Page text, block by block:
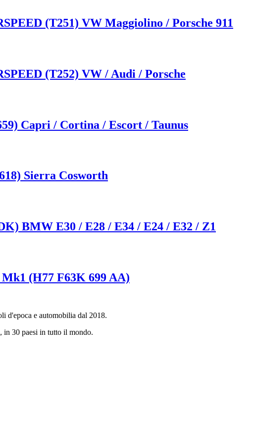
(T251) VW Maggiolino / Porsche 911
(T252) VW / Audi / Porsche
Capri / Cortina / Escort / Taunus
Sierra Cosworth
BMW E30 / E28 / E34 / E24 / E32 / Z1
(H77 F63K 699 AA)
d'epoca e automobilia dal 2018.
30 paesi in tutto il mondo.